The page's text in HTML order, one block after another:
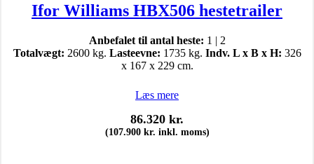
Ifor Williams HBX506 hestetrailer
Anbefalet til antal heste: 1 | 2
Totalvægt: 2600 kg. Lasteevne: 1735 kg. Indv. L x B x H: 326
x 167 x 229 cm.
Læs mere
86.320 kr.
(107.900 kr. inkl. moms)